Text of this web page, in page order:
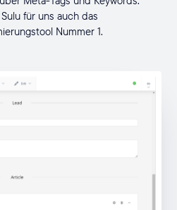
für uns auch das
Nummer 1.